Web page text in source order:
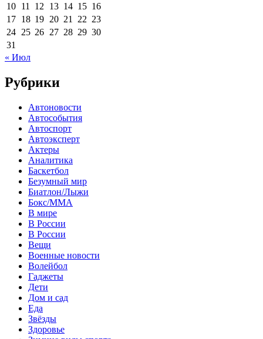
10 11 12 13 14 15 16
17 18 19 20 21 22 23
24 25 26 27 28 29 30
31
« Июл
Рубрики
Автоновости
Автособытия
Автоспорт
Автоэксперт
Актеры
Аналитика
Баскетбол
Безумный мир
Биатлон/Лыжи
Бокс/MMA
В мире
В России
В России
Вещи
Военные новости
Волейбол
Гаджеты
Дети
Дом и сад
Еда
Звёзды
Здоровье